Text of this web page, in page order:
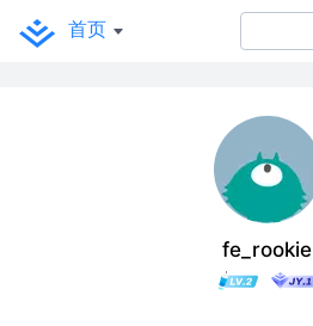
首页
fe_rookie